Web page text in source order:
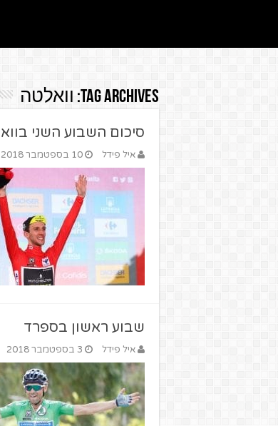
Tag Archives: וואלטה
סיכום השבוע השני
איל פידל 10 בספטמבר 2018
שבוע ראשון בספרד
איל פידל 3 בספטמבר 2018